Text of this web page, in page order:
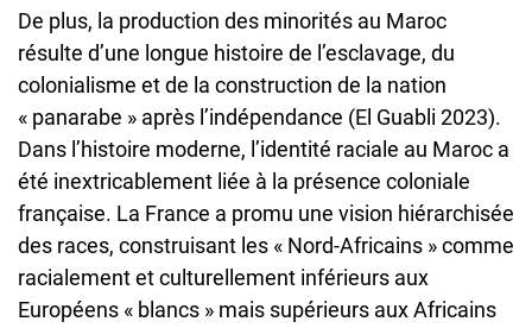
De plus, la production des minorités au Maroc
résulte d’une longue histoire de l’esclavage, du
colonialisme et de la construction de la nation
« panarabe » après l’indépendance (El Guabli 2023).
Dans l’histoire moderne, l’identité raciale au Maroc a
été inextricablement liée à la présence coloniale
française. La France a promu une vision hiérarchisée
des races, construisant les « Nord-Africains » comme
racialement et culturellement inférieurs aux
Européens « blancs » mais supérieurs aux Africains